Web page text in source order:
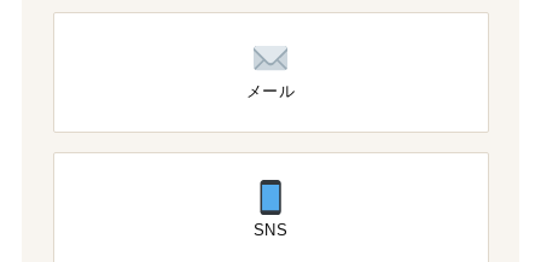
メール
SNS